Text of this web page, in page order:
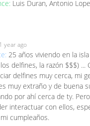
Luis Duran, Antonio
1 year ago
25 años viviendo en la
delfines, la razón $$$) ...
delfines muy cerca, mi
muy extraño y de buena
por ahí cerca de ty.
interactuar con ellos,
cumpleaños.